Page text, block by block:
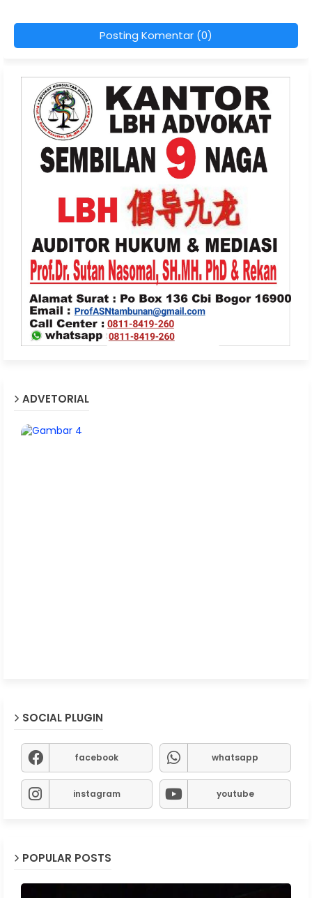
Posting Komentar (0)
ADVETORIAL
SOCIAL PLUGIN
facebook whatsapp
instagram youtube
POPULAR POSTS